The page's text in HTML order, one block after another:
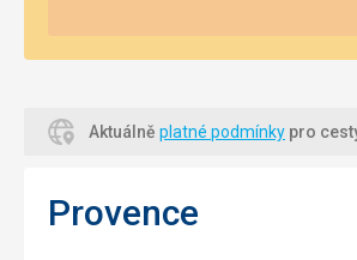
Aktuálně platné podmínky pro
Provence